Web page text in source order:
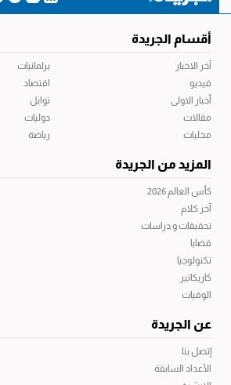
أقسام الجريدة
آخر الاخبار
فيديو
أخبار الاولى
مقالات
محليات
برلمانيات
اقتصاد
توابل
دوليات
رياضة
المزيد من الجريدة
كأس العالم 2026
آخر كلام
تحقيقات و دراسات
قضايا
تكنولوجيا
كاريكاتير
الوفيات
عن الجريدة
إتصل بنا
الأعداد السابقة